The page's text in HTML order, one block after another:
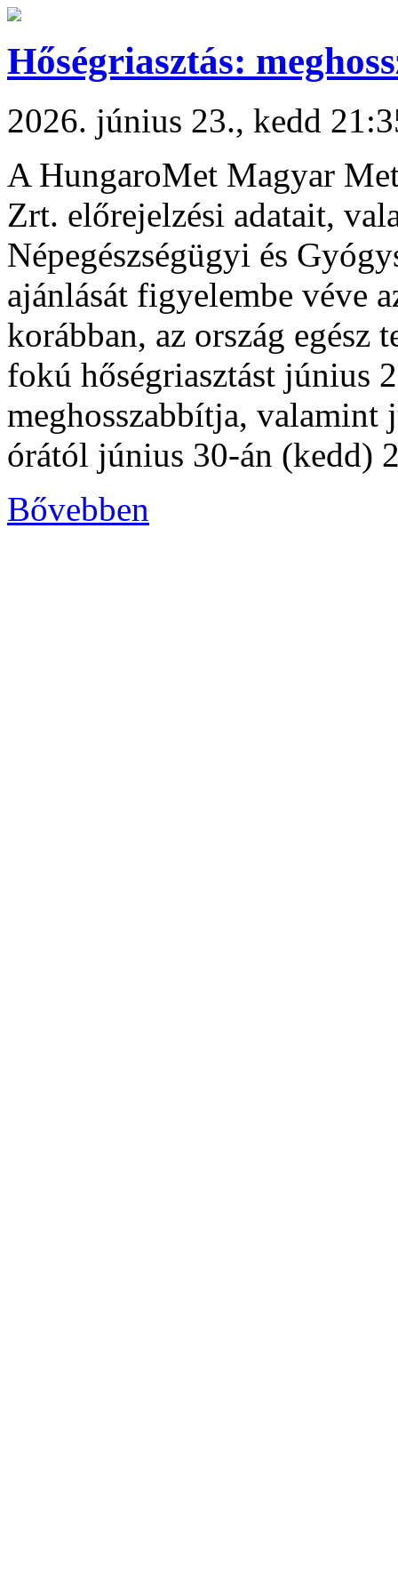
Hőségriasztás:
2026. június 23., kedd
A HungaroMet Magyar
Zrt. előrejelzési adatait,
Népegészségügyi és
ajánlását figyelembe véve
korábban, az ország
fokú hőségriasztást június
meghosszabbítja, valamint
órától június 30-án (kedd)
Bővebben